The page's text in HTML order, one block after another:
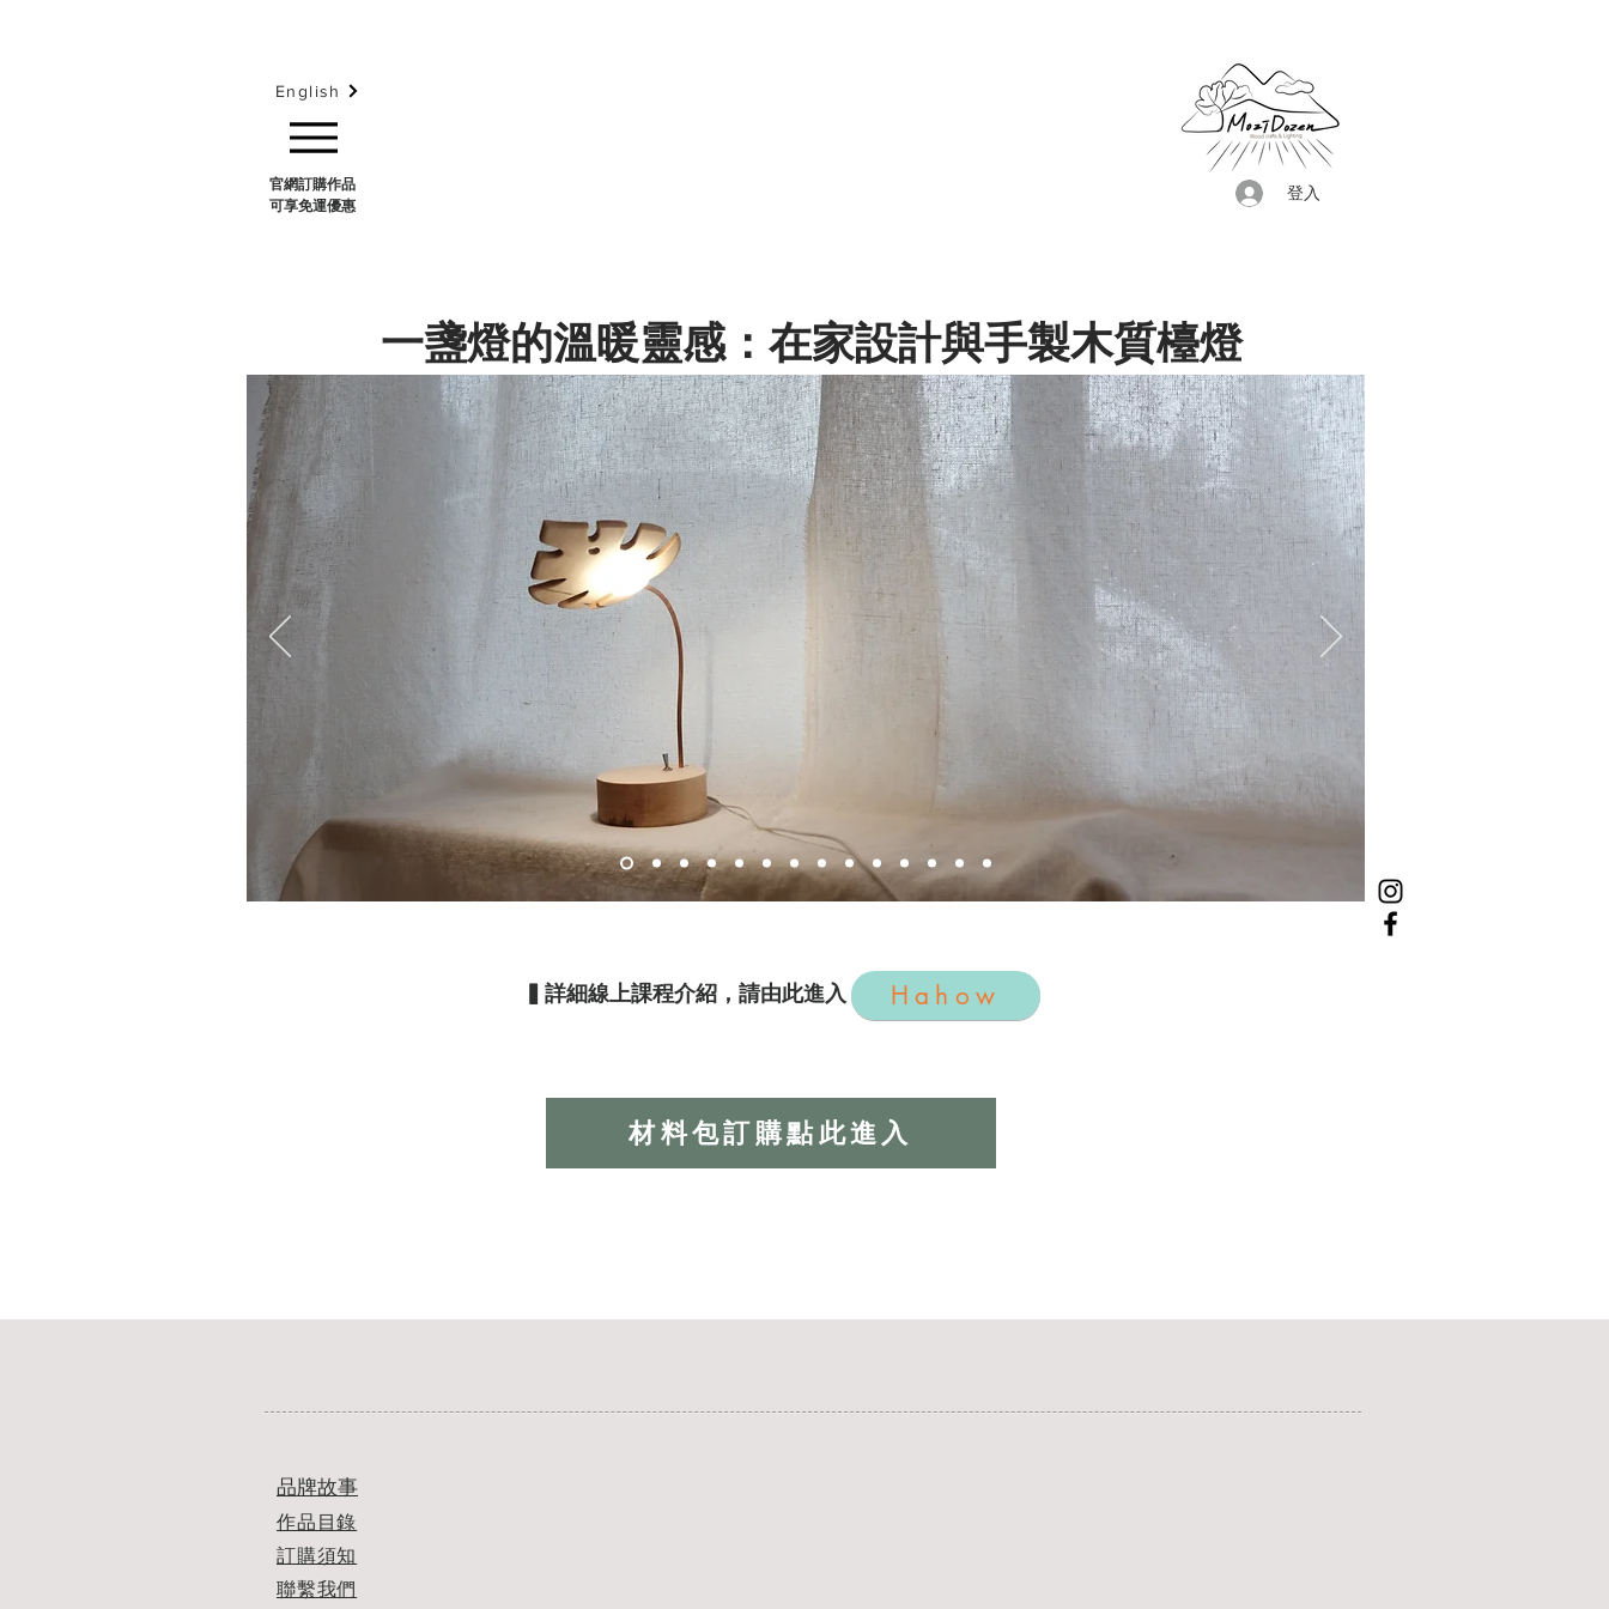
English
官網訂購作品
可享免運優惠
登入
一盞燈的溫暖靈感：在家設計與手製木質檯燈
▍詳細線上課程介紹，請由此進入 Hahow
材料包訂購點此進入
​品牌故事
作品目錄​​
訂購須知
​聯繫我們